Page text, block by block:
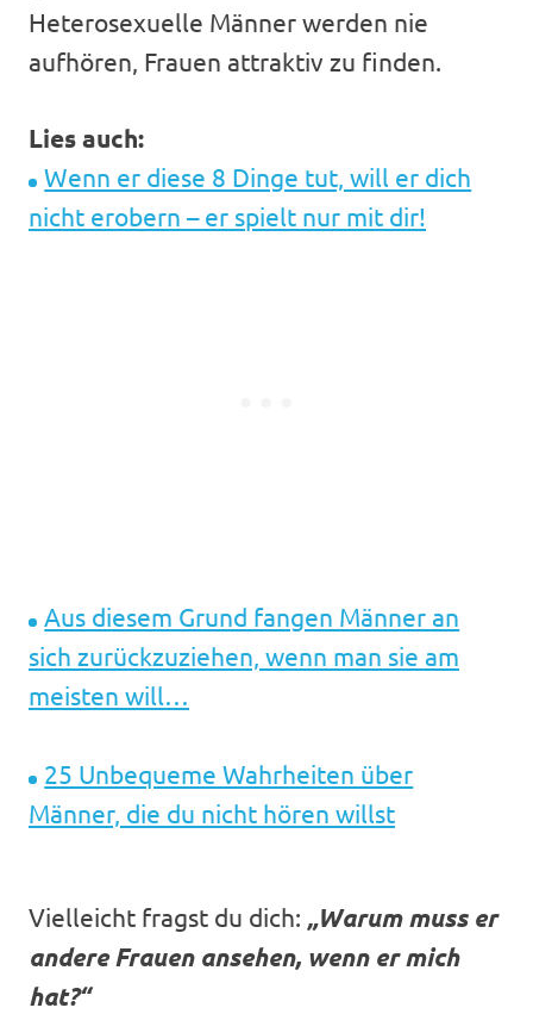
Heterosexuelle Männer werden nie
aufhören, Frauen attraktiv zu finden.
Lies auch:
Wenn er diese 8 Dinge tut, will er dich
nicht erobern – er spielt nur mit dir!
Aus diesem Grund fangen Männer an
sich zurückzuziehen, wenn man sie am
meisten will…
25 Unbequeme Wahrheiten über
Männer, die du nicht hören willst
Vielleicht fragst du dich: „Warum muss er
andere Frauen ansehen, wenn er mich
hat?“